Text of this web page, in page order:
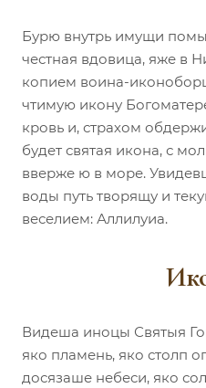
Бурю внутрь имущи
честная вдовица, яже в
копием воина-
чтимую икону
кровь и, страхом
будет святая икона, с
вверже ю в море.
воды путь творящу и
веселием: Аллилуиа.
Видеша иноцы Святыя
яко пламень, яко столп
досязаше небеси, яко